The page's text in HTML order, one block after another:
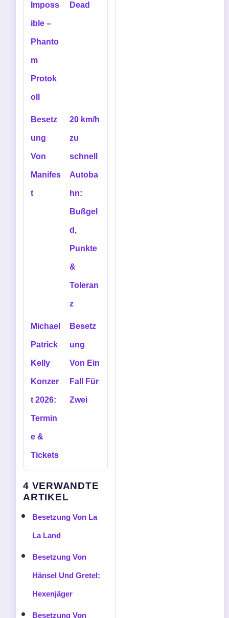
Imposs
ible –
Phanto
m
Protok
oll
Dead
Besetz
ung
Von
Manifes
t
20 km/h
zu
schnell
Autoba
hn:
Bußgel
d,
Punkte
&
Toleran
z
Michael
Patrick
Kelly
Konzer
t 2026:
Termin
e &
Tickets
Besetz
ung
Von Ein
Fall Für
Zwei
4 VERWANDTE
ARTIKEL
Besetzung Von La
La Land
Besetzung Von
Hänsel Und Gretel:
Hexenjäger
Besetzung Von